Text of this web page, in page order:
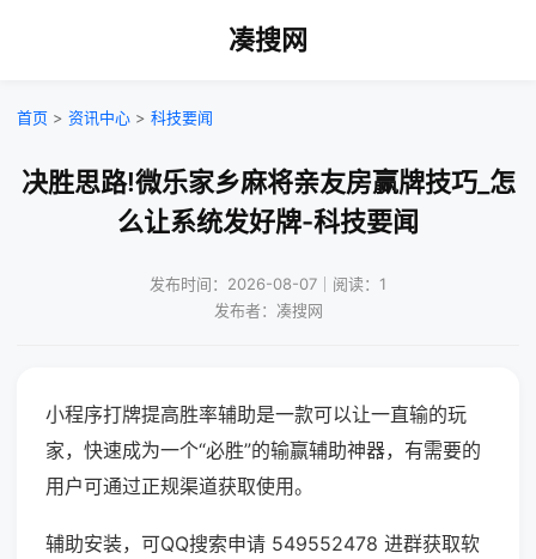
凑搜网
首页 > 资讯中心 > 科技要闻
决胜思路!微乐家乡麻将亲友房赢牌技巧_怎
么让系统发好牌-科技要闻
发布时间：2026-08-07｜阅读：1
发布者：凑搜网
小程序打牌提高胜率辅助是一款可以让一直输的玩
家，快速成为一个“必胜”的输赢辅助神器，有需要的
用户可通过正规渠道获取使用。
辅助安装，可QQ搜索申请 549552478 进群获取软